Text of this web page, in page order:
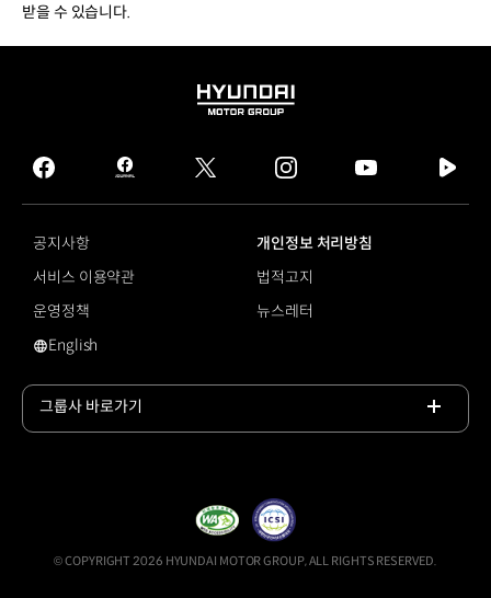
받을 수 있습니다.
HYUNDAI
GROUP
facebook
hmg
journal
twitter instagram
tv
공지사항
개인정보 처리방침
서비스 이용약관
법적고지
운영정책
뉴스레터
영문 사이트로 이동
English
그룹사 바로가기
© COPYRIGHT 2026 HYUNDAI MOTOR GROUP, ALL RIGHTS RESERVED.